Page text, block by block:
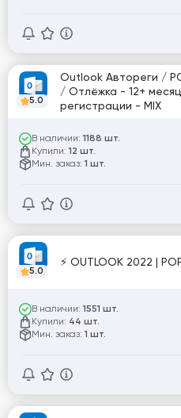
5.0
Outlook Автореги /
/ Отлёжка - 12+
регистрации - MIX
В наличии: 1188 шт.
Купили: 12 шт.
Мин. заказ: 1 шт.
5.0
⚡ OUTLOOK 2022 |
В наличии: 1551 шт.
Купили: 44 шт.
Мин. заказ: 1 шт.